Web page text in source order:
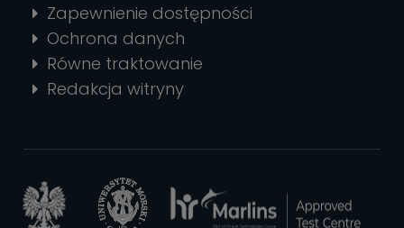
Zapewnienie dostępności
Ochrona danych
Równe traktowanie
Redakcja witryny